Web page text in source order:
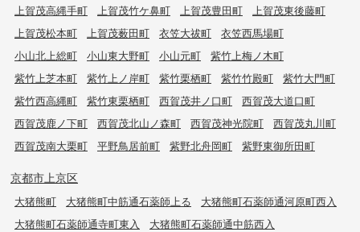
上賀茂高縄手町
上賀茂竹ケ鼻町 上賀茂豊田町
上賀茂東後藤町
上賀茂松本町
上賀茂薮田町 衣笠大祓町
衣笠西馬場町
小山北上総町
小山東大野町 小山元町
紫竹上梅ノ木町
紫竹上芝本町
紫竹上ノ岸町 紫竹栗栖町 紫竹竹殿町
紫竹大門町
紫竹西高縄町
紫竹東栗栖町 西賀茂井ノ口町
西賀茂大道口町
西賀茂鹿ノ下町
西賀茂北山ノ森町 西賀茂神光院町
西賀茂丸川町
西賀茂南大栗町
平野鳥居前町 紫野北舟岡町 紫野東御所田町
京都市上京区
大猪熊町 大猪熊町中筋通石薬師上る
大猪熊町石薬師通河原町西入
大猪熊町石薬師通寺町東入
大猪熊町石薬師通中筋西入